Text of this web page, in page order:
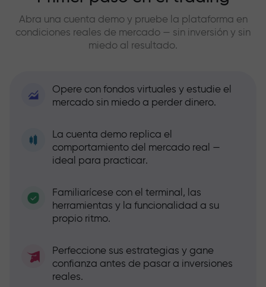
Abra una cuenta demo y pruebe la plataforma en
condiciones reales de mercado — sin inversión y sin
miedo al resultado.
Opere con fondos virtuales y estudie el
mercado sin miedo a perder dinero.
La cuenta demo replica el
comportamiento del mercado real —
ideal para practicar.
Familiarícese con el terminal, las
herramientas y la funcionalidad a su
propio ritmo.
Perfeccione sus estrategias y gane
confianza antes de pasar a inversiones
reales.